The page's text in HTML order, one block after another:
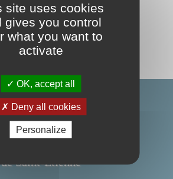
de Saint-Étienne
site uses cookies
gives you control
what you want to
activate
OK, accept all
Deny all cookies
Personalize